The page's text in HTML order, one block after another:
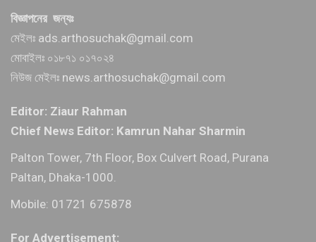
বিজ্ঞাপনের জন্যঃ
মেইলঃ ads.arthosuchak@gmail.com
মোবাইলঃ ০১৮৭১ ০১৭০২৪
নিউজ মেইলঃ news.arthosuchak@gmail.com
Editor: Ziaur Rahman
Chief News Editor: Kamrun Nahar Sharmin
Palton Tower, 7th Floor, Box Culvert Road, Purana
Paltan, Dhaka-1000.
Mobile: 01721 675878
For Advertisement: